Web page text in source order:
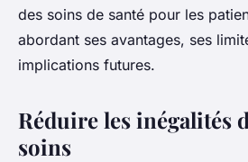
des soins de santé pour les
abordant ses avantages, ses
implications futures.
Réduire les inégalités
soins